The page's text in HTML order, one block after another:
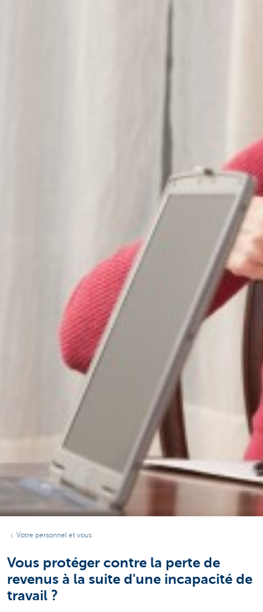
Votre personnel et vous
Vous protéger contre la perte de
revenus à la suite d'une incapacité de
travail ?